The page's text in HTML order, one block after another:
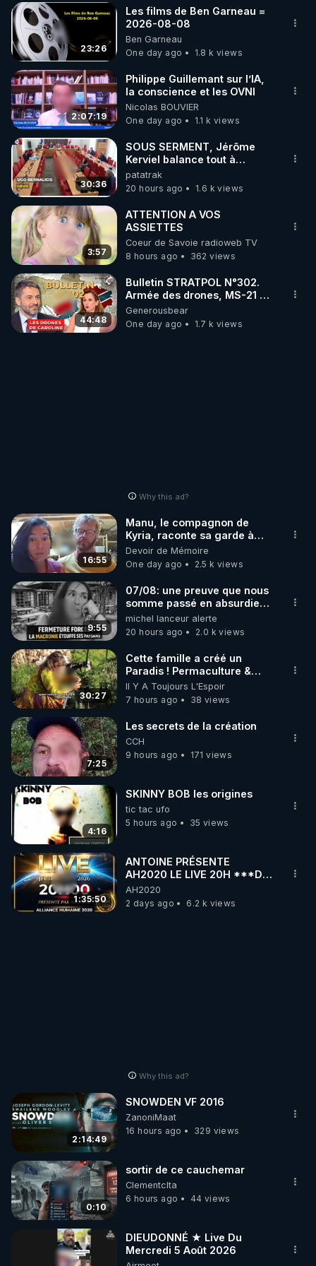
▶ 30 jours gratuit sur l’application de méditation et
de bien-être ENVOL :
Rendez-vous sur https://www.envol.app/code
le code : REGENERE
23:26
Les films de Ben Garneau =
2026-08-08
Ben Garneau
One day ago
1.8 k views
2:07:19
Philippe Guillemant sur l’IA,
la conscience et les OVNI
Nicolas BOUVIER
One day ago
1.1 k views
30:36
SOUS SERMENT, Jérôme
Kerviel balance tout à
l'Assemblée !
patatrak
20 hours ago
1.6 k views
3:57
ATTENTION A VOS
ASSIETTES
Coeur de Savoie radioweb TV
8 hours ago
362 views
44:48
Bulletin STRATPOL N°302.
Armée des drones, MS-21 en
série, missiles coréens.
07.08.2026.
Generousbear
One day ago
1.7 k views
Why this ad?
16:55
Manu, le compagnon de
Kyria, raconte sa garde à
vue musclée. PARTAGEZ!
Devoir de Mémoire
One day ago
2.5 k views
9:55
07/08: une preuve que nous
somme passé en absurdie
une dictature qui veut faire
taire ses opposant !
michel lanceur alerte
20 hours ago
2.0 k views
30:27
Cette famille a créé un
Paradis ! Permaculture &
Autonomie
Il Y A Toujours L'Espoir
7 hours ago
38 views
7:25
Les secrets de la création
CCH
9 hours ago
171 views
4:16
SKINNY BOB les origines
tic tac ufo
5 hours ago
35 views
1:35:50
ANTOINE PRÉSENTE
AH2020 LE LIVE 20H ***DU
06/08/2026***
AH2020
2 days ago
6.2 k views
Why this ad?
2:14:49
SNOWDEN VF 2016
ZanoniMaat
16 hours ago
329 views
0:10
sortir de ce cauchemar
Clementclta
6 hours ago
44 views
DIEUDONNÉ ★ Live Du
Mercredi 5 Août 2026